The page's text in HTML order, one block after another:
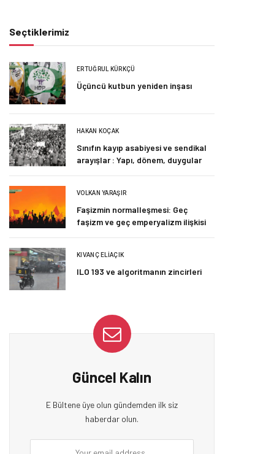
Seçtiklerimiz
ERTUĞRUL KÜRKÇÜ
Üçüncü kutbun yeniden inşası
HAKAN KOÇAK
Sınıfın kayıp asabiyesi ve sendikal
arayışlar : Yapı, dönem, duygular
VOLKAN YARAŞIR
Faşizmin normalleşmesi: Geç
faşizm ve geç emperyalizm ilişkisi
KIVANÇ ELIAÇIK
ILO 193 ve algoritmanın zincirleri
Güncel Kalın
E Bültene üye olun gündemden ilk siz
haberdar olun.